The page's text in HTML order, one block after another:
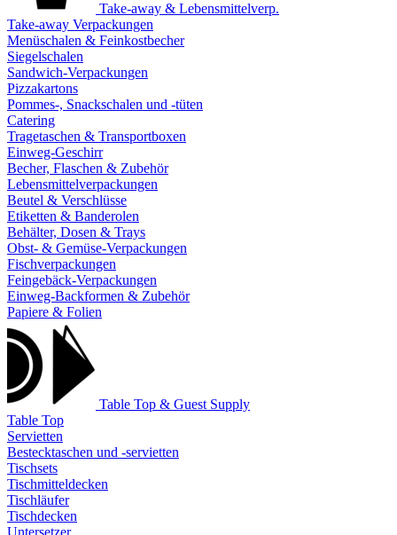
Take-away & Lebensmittelverp.
Take-away Verpackungen
Menüschalen & Feinkostbecher
Siegelschalen
Sandwich-Verpackungen
Pizzakartons
Pommes-, Snackschalen und -tüten
Catering
Tragetaschen & Transportboxen
Einweg-Geschirr
Becher, Flaschen & Zubehör
Lebensmittelverpackungen
Beutel & Verschlüsse
Etiketten & Banderolen
Behälter, Dosen & Trays
Obst- & Gemüse-Verpackungen
Fischverpackungen
Feingebäck-Verpackungen
Einweg-Backformen & Zubehör
Papiere & Folien
Table Top & Guest Supply
Table Top
Servietten
Bestecktaschen und -servietten
Tischsets
Tischmitteldecken
Tischläufer
Tischdecken